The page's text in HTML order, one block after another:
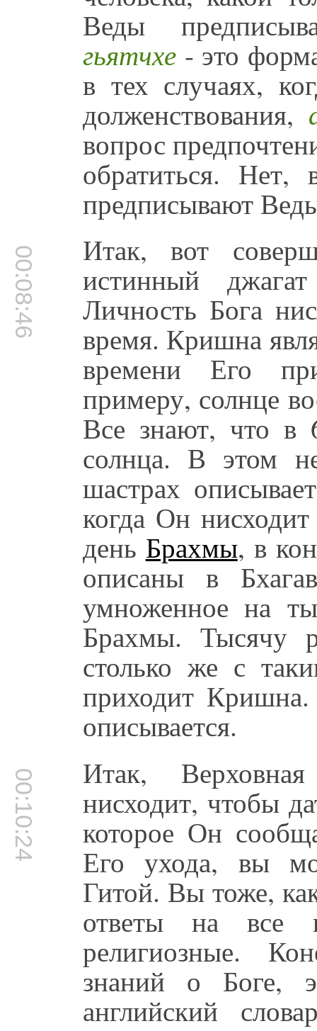
Веды
гьятчхе- это
в тех случаях,
долженствования,
вопрос
обратиться. Нет,
предписывают
00:08:46 Итак, вот
истинный
Личность Бога
время. Кришна
времени Его
примеру, солнце
Все знают, что в
солнца. В этом
шастрах
когда Он
день Брахмы, в
описаны в
умноженное на
Брахмы. Тысячу
столько же с
приходит
описывается.
00:10:24 Итак,
нисходит, чтобы
которое Он
Его ухода, вы
Гитой. Вы тоже,
ответы на все
религиозные.
знаний о Боге,
английский